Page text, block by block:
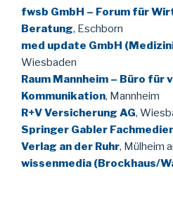
fwsb GmbH – Forum für
Beratung, Eschborn
med update GmbH
Wiesbaden
Raum Mannheim – Büro für
Kommunikation, Mannheim
R+V Versicherung AG,
Springer Gabler
Verlag an der Ruhr, Mülheim
wissenmedia (Brockhaus/